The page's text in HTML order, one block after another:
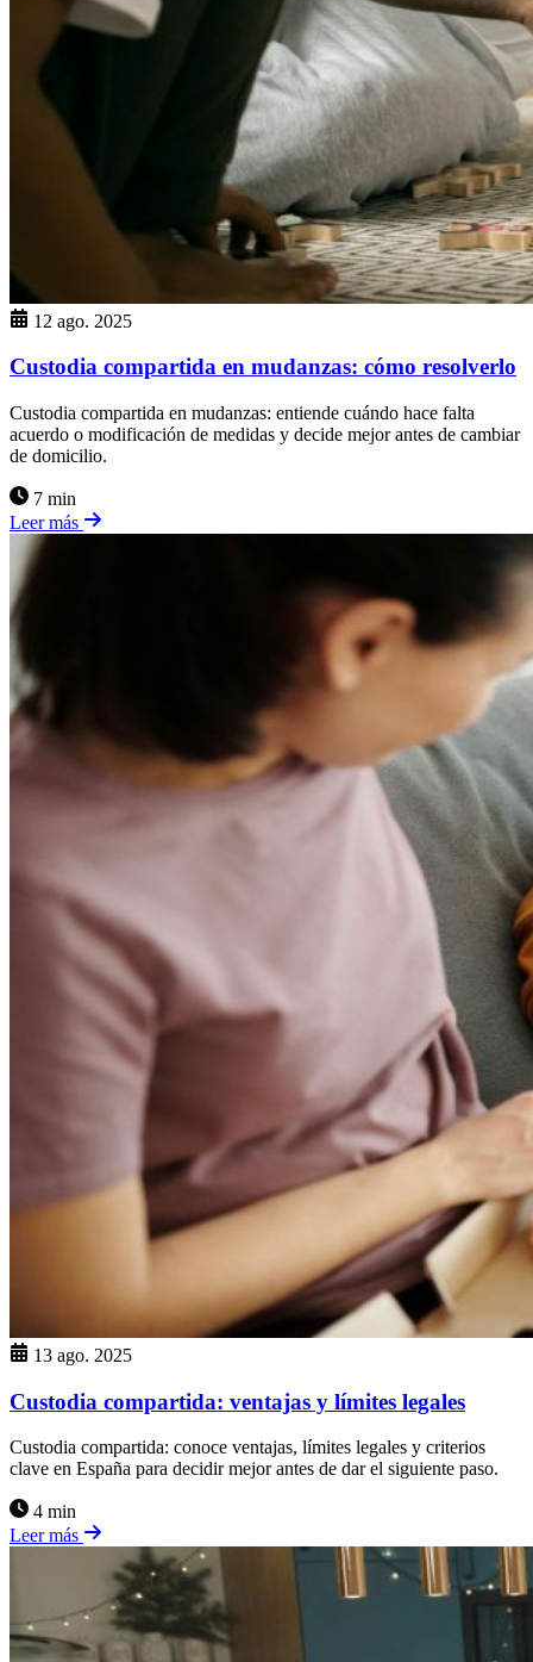
12 ago. 2025
Custodia compartida en mudanzas: cómo resolverlo
Custodia compartida en mudanzas: entiende cuándo hace falta
acuerdo o modificación de medidas y decide mejor antes de cambiar
de domicilio.
7 min
Leer más
13 ago. 2025
Custodia compartida: ventajas y límites legales
Custodia compartida: conoce ventajas, límites legales y criterios
clave en España para decidir mejor antes de dar el siguiente paso.
4 min
Leer más